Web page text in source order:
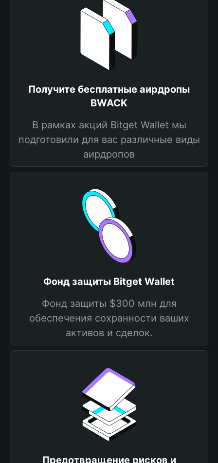
Получите бесплатные аирдропы
BWACK
В рамках акций Bitget Wallet мы
подготовили для вас различные виды
аирдропов
Фонд защиты Bitget Wallet
Фонд защиты $300 млн для
обеспечения сохранности ваших
активов и сделок.
Предотвращение рисков и